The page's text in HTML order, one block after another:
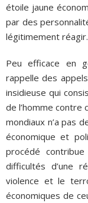
étoile jaune
par des
légitimement réagir.
Peu efficace en
rappelle des
insidieuse qui
de l’homme contre
mondiaux n’a pas
économique et
procédé
difficultés d’une
violence et le
économiques de